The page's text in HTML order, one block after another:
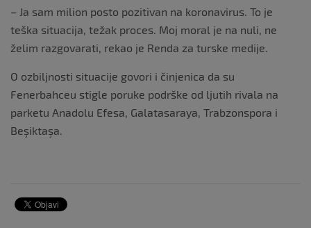
– Ja sam milion posto pozitivan na koronavirus. To je
teška situacija, težak proces. Moj moral je na nuli, ne
želim razgovarati, rekao je Renda za turske medije.
O ozbiljnosti situacije govori i činjenica da su
Fenerbahceu stigle poruke podrške od ljutih rivala na
parketu Anadolu Efesa, Galatasaraya, Trabzonspora i
Beşiktaşa.